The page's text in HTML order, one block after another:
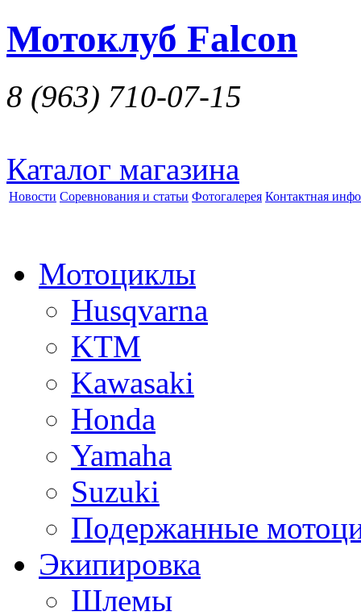
Мотоклуб Falcon
8 (963) 710-07-15
Каталог магазина
Новости Соревнования и статьи Фотогалерея Контактная
Мотоциклы
Husqvarna
KTM
Kawasaki
Honda
Yamaha
Suzuki
Подержанные
Экипировка
Шлемы